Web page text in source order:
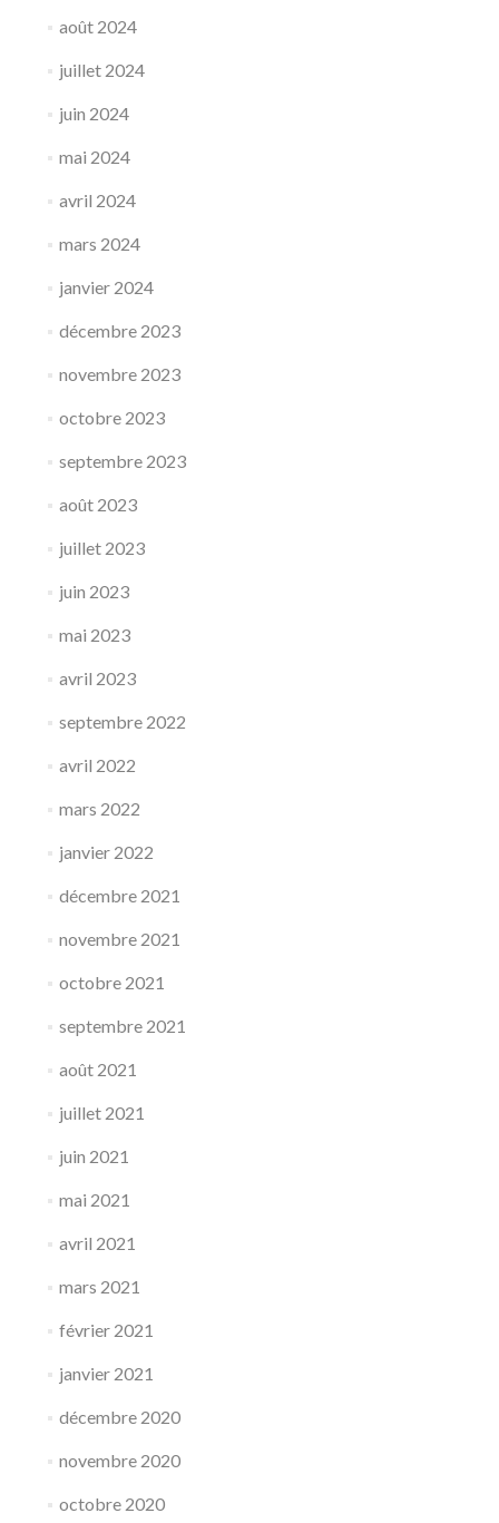
août 2024
juillet 2024
juin 2024
mai 2024
avril 2024
mars 2024
janvier 2024
décembre 2023
novembre 2023
octobre 2023
septembre 2023
août 2023
juillet 2023
juin 2023
mai 2023
avril 2023
septembre 2022
avril 2022
mars 2022
janvier 2022
décembre 2021
novembre 2021
octobre 2021
septembre 2021
août 2021
juillet 2021
juin 2021
mai 2021
avril 2021
mars 2021
février 2021
janvier 2021
décembre 2020
novembre 2020
octobre 2020